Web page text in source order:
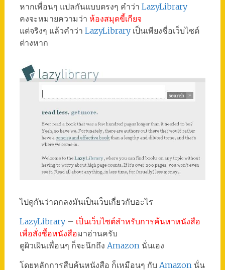
หากเพื่อนๆ แปลกันแบบตรงๆ คำว่า LazyLibrary
คงจะหมายความว่า ห้องสมุดขี้เกียจ
แต่จริงๆ แล้วคำว่า LazyLibraryเป็นเพียงชื่อเว็บไซต์
ต่างหาก
ไปดูกันว่าตกลงมันเป็นเว็บเกี่ยวกับอะไร
LazyLibrary– เป็นเว็บไซต์สำหรับการค้นหาหนังสือ
เพื่อสั่งซื้อหนังสือมาอ่านครับ
ดูผิวเผินเพื่อนๆ ก็จะนึกถึง Amazonนั่นเอง
โดยหลักการสืบค้นหนังสือ ก็เหมือนๆ กับ Amazonนั่น